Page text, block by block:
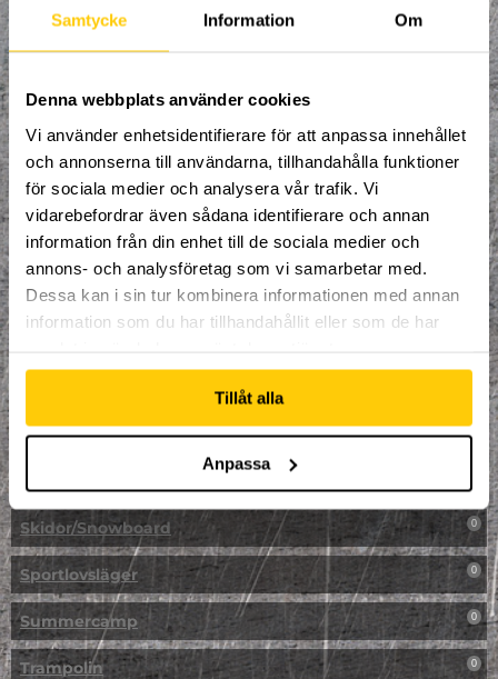
Samtycke Information Om
Denna webbplats använder cookies
Vi använder enhetsidentifierare för att anpassa innehållet
och annonserna till användarna, tillhandahålla funktioner
för sociala medier och analysera vår trafik. Vi
vidarebefordrar även sådana identifierare och annan
information från din enhet till de sociala medier och
annons- och analysföretag som vi samarbetar med.
Dessa kan i sin tur kombinera informationen med annan
information som du har tillhandahållit eller som de har
Tillåt alla
Anpassa
Kickbike
Klättring
LAN
Multisport
Mässa
NPF-Träning
Påsklovsläger
Skidor/Snowboard 0
Sportlovsläger 0
Summercamp 0
Trampolin 0